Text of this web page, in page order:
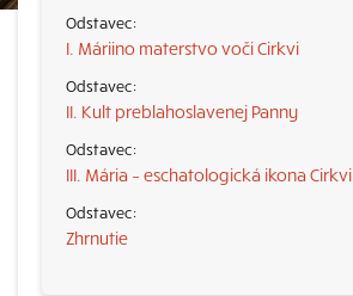
I. Máriino materstvo voči Cirkvi
II. Kult preblahoslavenej Panny
III. Mária – eschatologická ikona Cirkvi
Zhrnutie